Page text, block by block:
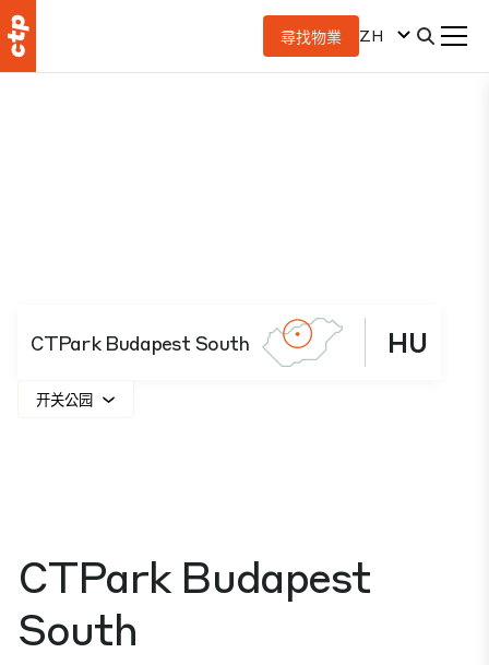
尋找物業 ZH
CTPark Budapest South HU
开关公园
CTPark Budapest
South